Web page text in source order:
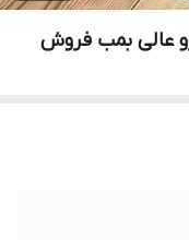
عالی بمب فروش